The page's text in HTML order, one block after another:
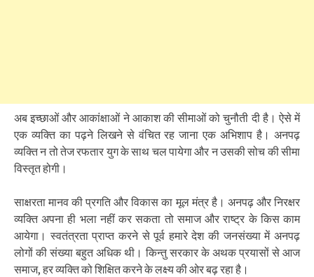
अब इच्छाओं और आकांक्षाओं ने आकाश की सीमाओं को चुनौती दी है। ऐसे में
एक व्यक्ति का पढ़ने लिखने से वंचित रह जाना एक अ​भिशाप है। अनपढ़
व्यक्ति न तो तेज रफतार युग के साथ चल पायेगा और न उसकी सोच की सीमा
विस्तृत होगी।
साक्षरता मानव की प्रगति और विकास का मूल मंत्र है। अनपढ़ और निरक्षर
व्यक्ति अपना ही भला नहीं कर सकता तो समाज और राष्ट्र के किस काम
आयेगा। स्वतंत्रता प्राप्त करने से पूर्व हमारे देश की जनसंख्या में अनपढ़
लोगों की संख्या बहुत अधिक थी। किन्तु सरकार के अथक प्रयासों से आज
समाज, हर व्यक्ति को शिक्षित करने के लक्ष्य की ओर बढ़ रहा है।